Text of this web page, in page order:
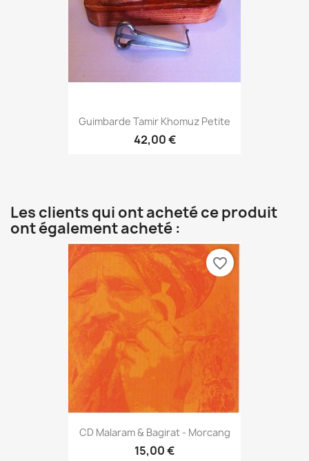
Guimbarde Tamir Khomuz Petite
42,00 €
Les clients qui ont acheté ce produit
ont également acheté :
CD Malaram & Bagirat - Morcang
15,00 €
favorite_border